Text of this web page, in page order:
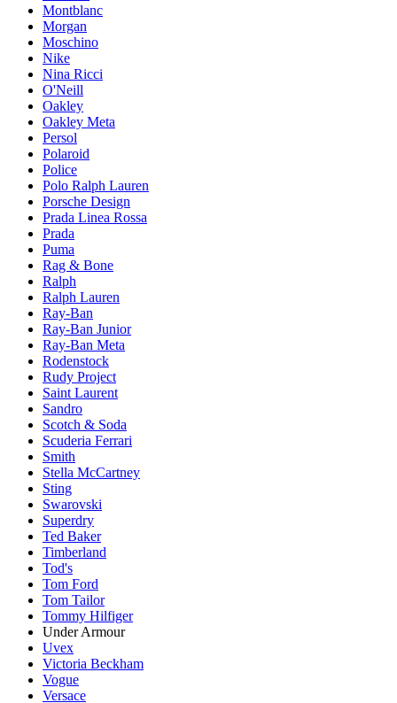
Montblanc
Morgan
Moschino
Nike
Nina Ricci
O'Neill
Oakley
Oakley Meta
Persol
Polaroid
Police
Polo Ralph Lauren
Porsche Design
Prada Linea Rossa
Prada
Puma
Rag & Bone
Ralph
Ralph Lauren
Ray-Ban
Ray-Ban Junior
Ray-Ban Meta
Rodenstock
Rudy Project
Saint Laurent
Sandro
Scotch & Soda
Scuderia Ferrari
Smith
Stella McCartney
Sting
Swarovski
Superdry
Ted Baker
Timberland
Tod's
Tom Ford
Tom Tailor
Tommy Hilfiger
Under Armour
Uvex
Victoria Beckham
Vogue
Versace